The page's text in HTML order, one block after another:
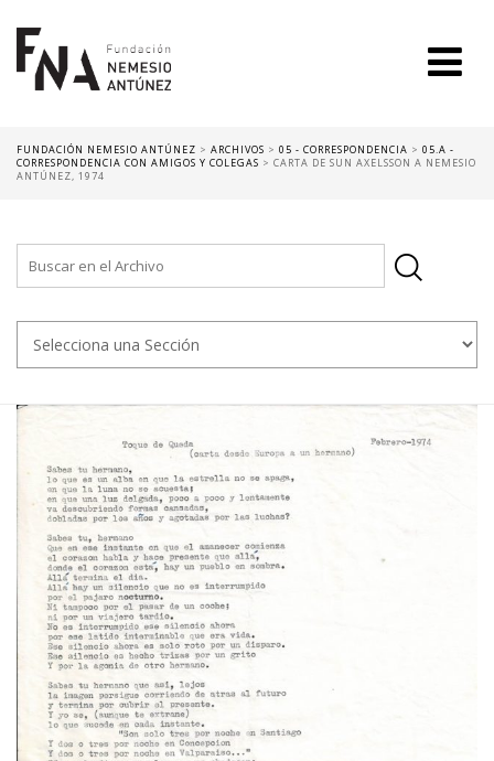
FUNDACIÓN NEMESIO ANTÚNEZ > ARCHIVOS > 05 - CORRESPONDENCIA > 05.A -
CORRESPONDENCIA CON AMIGOS Y COLEGAS > CARTA DE SUN AXELSSON A NEMESIO
ANTÚNEZ, 1974